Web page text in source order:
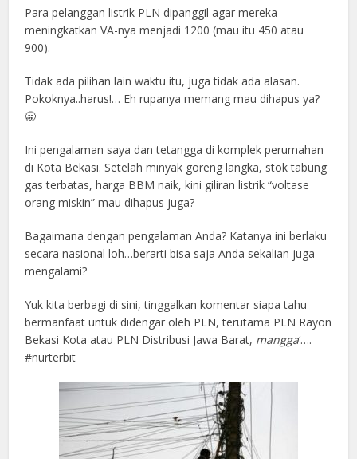
Para pelanggan listrik PLN dipanggil agar mereka
meningkatkan VA-nya menjadi 1200 (mau itu 450 atau
900).
Tidak ada pilihan lain waktu itu, juga tidak ada alasan.
Pokoknya..harus!… Eh rupanya memang mau dihapus ya?
🥱
Ini pengalaman saya dan tetangga di komplek perumahan
di Kota Bekasi. Setelah minyak goreng langka, stok tabung
gas terbatas, harga BBM naik, kini giliran listrik “voltase
orang miskin” mau dihapus juga?
Bagaimana dengan pengalaman Anda? Katanya ini berlaku
secara nasional loh…berarti bisa saja Anda sekalian juga
mengalami?
Yuk kita berbagi di sini, tinggalkan komentar siapa tahu
bermanfaat untuk didengar oleh PLN, terutama PLN Rayon
Bekasi Kota atau PLN Distribusi Jawa Barat, mangga‘….
#nurterbit